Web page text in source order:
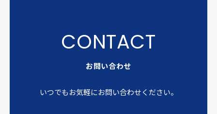
お問い合わせ
いつでもお気軽にお問い合わせください。